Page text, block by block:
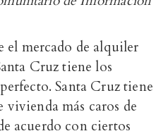
el mercado de alquiler
Cruz tiene los
Santa Cruz tiene
vivienda más caros de
acuerdo con ciertos